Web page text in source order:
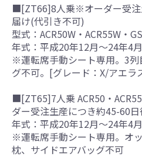
■[ZT66]8人乗※オーダー受注
届け(代引き不可)
型式：ACR50W・ACR55W・
年式：平成20年12月～24年4月
※運転席手動シート専用。3列
グ不可。[グレード：X/アエラ
■[ZT65]7人乗 ACR50・
ダー受注生産につき約45-60
年式：平成20年12月～24年4月
※運転席手動シート専用。オ
枕、サイドエアバッグ不可